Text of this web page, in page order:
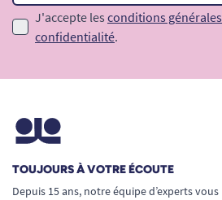
J'accepte les conditions générales
confidentialité.
TOUJOURS À VOTRE ÉCOUTE
Depuis 15 ans, notre équipe d’experts vous